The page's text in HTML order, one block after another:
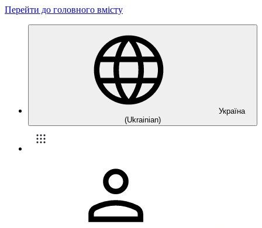
Перейти до головного вмісту
Україна
(Ukrainian)